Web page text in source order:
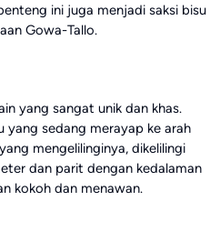
ini juga menjadi saksi bisu
Gowa-Tallo.
yang sangat unik dan khas.
yang sedang merayap ke arah
mengelilinginya, dikelilingi
dan parit dengan kedalaman
kokoh dan menawan.